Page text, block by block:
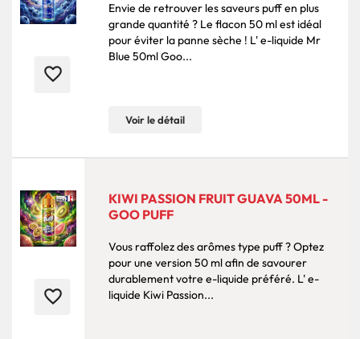
favorite_border
Envie de retrouver les saveurs puff en plus
grande quantité ? Le flacon 50 ml est idéal
pour éviter la panne sèche ! L' e-liquide Mr
Blue 50ml Goo...
Voir le détail
favorite_border
KIWI PASSION FRUIT GUAVA 50ML -
GOO PUFF
Vous raffolez des arômes type puff ? Optez
pour une version 50 ml afin de savourer
durablement votre e-liquide préféré. L' e-
liquide Kiwi Passion...